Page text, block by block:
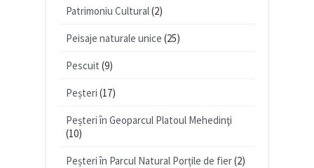
Patrimoniu Cultural(2)
Peisaje naturale unice (25)
Pescuit (9)
Peșteri (17)
Peșteri în Geoparcul Platoul Mehedinţi
(10)
Peșteri în Parcul Natural Porțile de fier(2)